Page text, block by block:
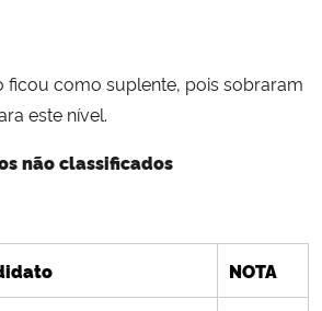
ficou como suplente, pois sobraram
este nível.
não classificados
NOTA